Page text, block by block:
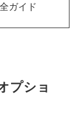
ガイド
プショ